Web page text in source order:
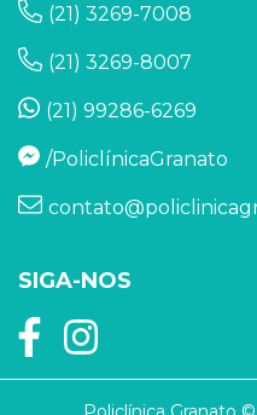
(21) 3269-7008
(21) 3269-8007
(21) 99286-6269
/PoliclínicaGranato
SIGA-NOS